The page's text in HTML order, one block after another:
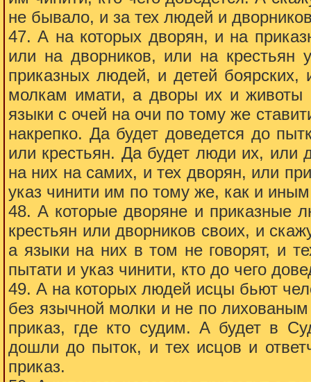
не бывало, и за тех людей и
47. А на которых дворян, и на
или на дворников, или на крестьян
приказных людей, и детей
молкам имати, а дворы их и животы
языки с очей на очи по тому же
накрепко. Да будет доведется до
или крестьян. Да будет люди их, или
на них на самих, и тех дворян, или
указ чинити им по тому же, как и
48. А которые дворяне и приказные
крестьян или дворников своих, и
а языки на них в том не говорят, и
пытати и указ чинити, кто до чего
49. А на которых людей исцы бьют
без язычной молки и не по
приказ, где кто судим. А будет в
дошли до пыток, и тех исцов и
приказ.